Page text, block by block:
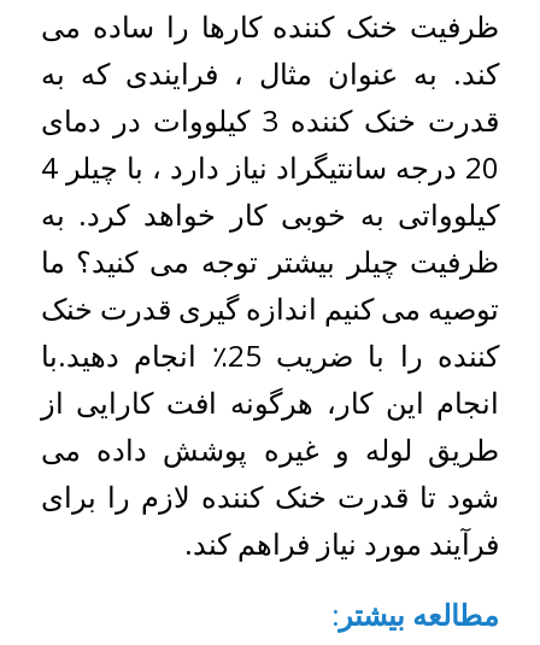
ظرفیت خنک کننده کارها را ساده می
کند. به عنوان مثال ، فرایندی که به
قدرت خنک کننده 3 کیلووات در دمای
20 درجه سانتیگراد نیاز دارد ، با چیلر 4
کیلوواتی به خوبی کار خواهد کرد. به
ظرفیت چیلر بیشتر توجه می کنید؟ ما
توصیه می کنیم اندازه گیری قدرت خنک
کننده را با ضریب 25٪ انجام دهید.با
انجام این کار، هرگونه افت کارایی از
طریق لوله و غیره پوشش داده می
شود تا قدرت خنک کننده لازم را برای
فرآیند مورد نیاز فراهم کند.
مطالعه بیشتر: